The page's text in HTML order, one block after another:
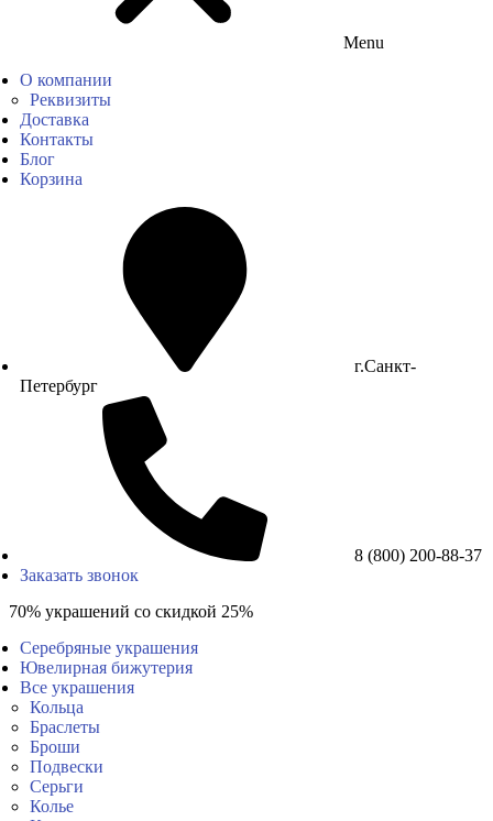
Menu
О компании
Реквизиты
Доставка
Контакты
Блог
Корзина
г.Санкт-
Петербург
8 (800) 200-88-37
Заказать звонок
70% украшений со скидкой 25%
Серебряные украшения
Ювелирная бижутерия
Все украшения
Кольца
Браслеты
Броши
Подвески
Серьги
Колье